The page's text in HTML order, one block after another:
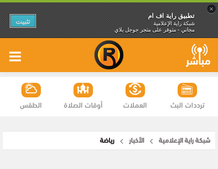
×
تطبيق راية اف ام
شبكة راية الإعلامية
مجاني - متوفر على متجر جوجل بلاي
تثبيت
الطقس أوقات الصلاة العملات ترددات البث
شبكة راية الإعلامية الأخبار رياضة